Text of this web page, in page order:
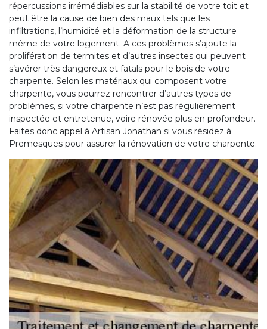
répercussions irrémédiables sur la stabilité de votre toit et
peut être la cause de bien des maux tels que les
infiltrations, l’humidité et la déformation de la structure
même de votre logement. A ces problèmes s’ajoute la
prolifération de termites et d’autres insectes qui peuvent
s’avérer très dangereux et fatals pour le bois de votre
charpente. Selon les matériaux qui composent votre
charpente, vous pourrez rencontrer d’autres types de
problèmes, si votre charpente n’est pas régulièrement
inspectée et entretenue, voire rénovée plus en profondeur.
Faites donc appel à Artisan Jonathan si vous résidez à
Premesques pour assurer la rénovation de votre charpente.